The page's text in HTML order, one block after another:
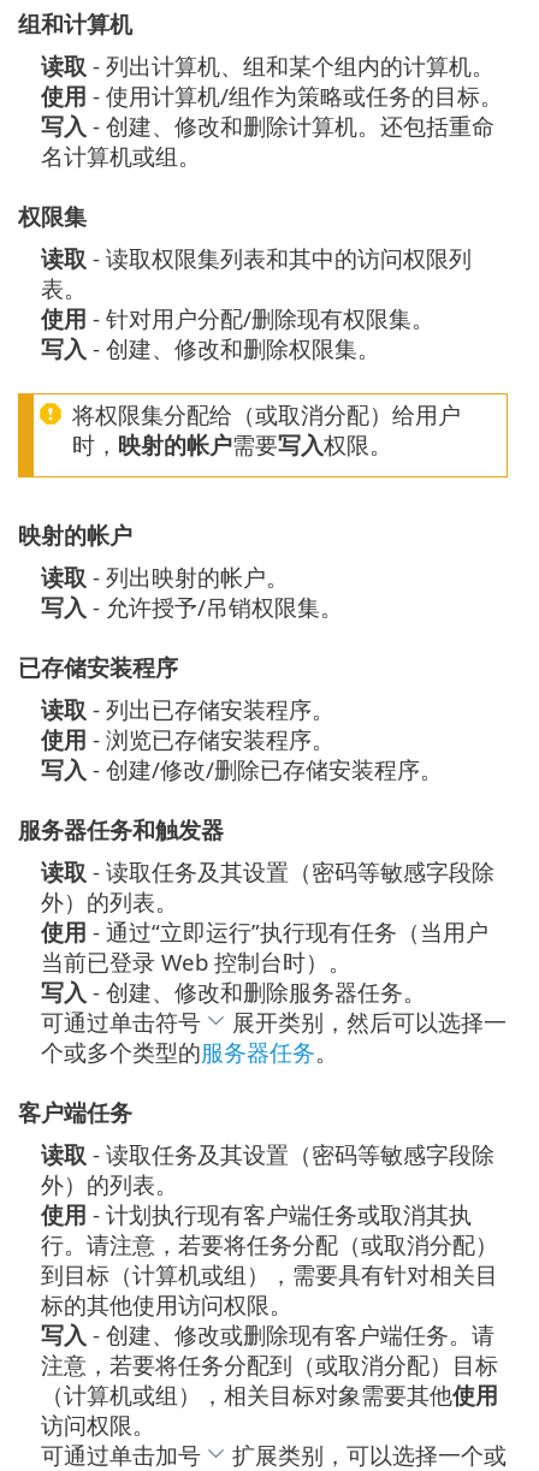
组和计算机
读取 - 列出计算机、组和某个组内的计算机。
使用 - 使用计算机/组作为策略或任务的目标。
写入 - 创建、修改和删除计算机。还包括重命
名计算机或组。
权限集
读取 - 读取权限集列表和其中的访问权限列
表。
使用 - 针对用户分配/删除现有权限集。
写入 - 创建、修改和删除权限集。
将权限集分配给（或取消分配）给用户
时， 映射的帐户需要写入权限。
映射的帐户
读取 - 列出映射的帐户。
写入 - 允许授予/吊销权限集。
已存储安装程序
读取 - 列出已存储安装程序。
使用 - 浏览已存储安装程序。
写入 - 创建/修改/删除已存储安装程序。
服务器任务和触发器
读取 - 读取任务及其设置（密码等敏感字段除
外）的列表。
使用 - 通过“立即运行”执行现有任务（当用户
当前已登录 Web 控制台时）。
写入 - 创建、修改和删除服务器任务。
可通过单击符号
展开类别，然后可以选择一
个或多个类型的服务器任务。
客户端任务
读取 - 读取任务及其设置（密码等敏感字段除
外）的列表。
使用 - 计划执行现有客户端任务或取消其执
行。请注意，若要将任务分配（或取消分配）
到目标（计算机或组），需要具有针对相关目
标的其他使用访问权限。
写入 - 创建、修改或删除现有客户端任务。请
注意，若要将任务分配到（或取消分配）目标
（计算机或组），相关目标对象需要其他使用
访问权限。
可通过单击加号
扩展类别，可以选择一个或